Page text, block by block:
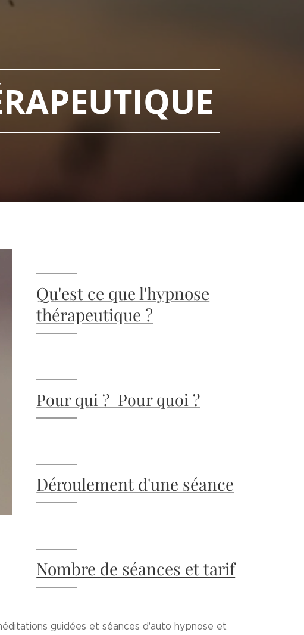
Qu'est ce que l'hypnose
thérapeutique ?
Pour qui ? Pour quoi ?
Déroulement d'une séance
Nombre de séances et tarif
guidées et séances d'auto hypnose et